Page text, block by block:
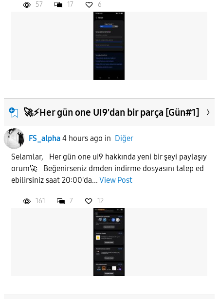
57 17 6
🚀⚡️Her gün one UI9'dan bir parça [Gün#1]
FS_alpha 4 hours ago in Diğer
Selamlar, Her gün one ui9 hakkında yeni bir şeyi paylaşıy
orum🚀 Beğenirseniz dmden indirme dosyasını talep ed
ebilirsiniz saat 20:00'da... View Post
161 7 12